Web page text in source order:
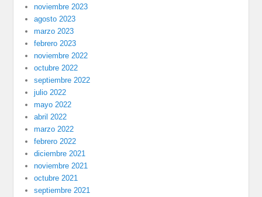
noviembre 2023
agosto 2023
marzo 2023
febrero 2023
noviembre 2022
octubre 2022
septiembre 2022
julio 2022
mayo 2022
abril 2022
marzo 2022
febrero 2022
diciembre 2021
noviembre 2021
octubre 2021
septiembre 2021